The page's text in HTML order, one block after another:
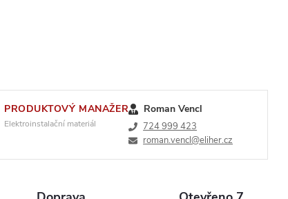
PRODUKTOVÝ MANAŽER
Elektroinstalační materiál
Roman Vencl
724 999 423
roman.vencl@eliher.cz